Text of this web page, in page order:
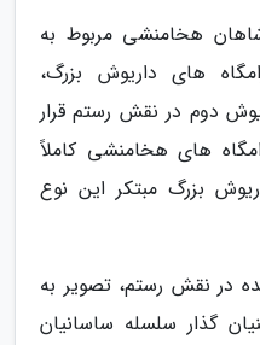
هخامنشی مربوط به
های داریوش بزرگ،
دوم در نقش رستم قرار
های هخامنشی کاملاً
بزرگ مبتکر این نوع
در نقش رستم، تصویر به
گذار سلسله ساسانیان